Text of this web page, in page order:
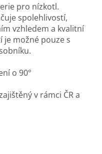
pro nízkotl.
spolehlivostí,
vzhledem a kvalitní
možné pouze s
o 90°
v rámci ČR a